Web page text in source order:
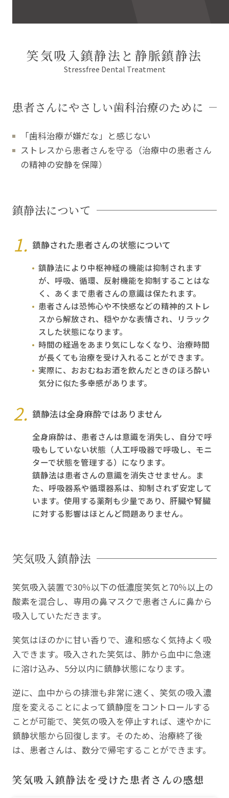
笑気吸入鎮静法と静脈鎮静法
Stressfree Dental Treatment
患者さんにやさしい歯科治療のために
「歯科治療が嫌だな」と感じない
ストレスから患者さんを守る（治療中の患者さん
の精神の安静を保障）
鎮静法について
鎮静された患者さんの状態について
鎮静法により中枢神経の機能は抑制されます
が、呼吸、循環、反射機能を抑制することはな
く、あくまで患者さんの意識は保たれます。
患者さんは恐怖心や不快感などの精神的ストレ
スから解放され、穏やかな表情され、リラック
スした状態になります。
時間の経過をあまり気にしなくなり、治療時間
が長くても治療を受け入れることができます。
実際に、おおむねお酒を飲んだときのほろ酔い
気分に似た多幸感があります。
鎮静法は全身麻酔ではありません
全身麻酔は、患者さんは意識を消失し、自分で呼
吸もしていない状態（人工呼吸器で呼吸し、モニ
ターで状態を管理する）になります。
鎮静法は患者さんの意識を消失させません。ま
た、呼吸器系や循環器系は、抑制されず安定して
います。使用する薬剤も少量であり、肝臓や腎臓
に対する影響はほとんど問題ありません。
笑気吸入鎮静法
笑気吸入装置で30％以下の低濃度笑気と70％以上の
酸素を混合し、専用の鼻マスクで患者さんに鼻から
吸入していただきます。
笑気はほのかに甘い香りで、違和感なく気持よく吸
入できます。吸入された笑気は、肺から血中に急速
に溶け込み、5分以内に鎮静状態になります。
逆に、血中からの排泄も非常に速く、笑気の吸入濃
度を変えることによって鎮静度をコントロールする
ことが可能で、笑気の吸入を停止すれば、速やかに
鎮静状態から回復します。そのため、治療終了後
は、患者さんは、数分で帰宅することができます。
笑気吸入鎮静法を受けた患者さんの感想